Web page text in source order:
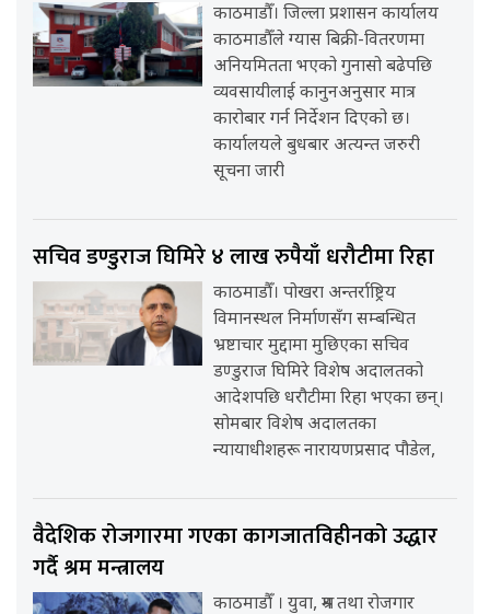
काठमाडौँ। जिल्ला प्रशासन कार्यालय
काठमाडौँले ग्यास बिक्री-वितरणमा
अनियमितता भएको गुनासो बढेपछि
व्यवसायीलाई कानुनअनुसार मात्र
कारोबार गर्न निर्देशन दिएको छ।
कार्यालयले बुधबार अत्यन्त जरुरी
सूचना जारी
सचिव डण्डुराज घिमिरे ४ लाख रुपैयाँ धरौटीमा रिहा
काठमाडौँ। पोखरा अन्तर्राष्ट्रिय
विमानस्थल निर्माणसँग सम्बन्धित
भ्रष्टाचार मुद्दामा मुछिएका सचिव
डण्डुराज घिमिरे विशेष अदालतको
आदेशपछि धरौटीमा रिहा भएका छन्।
सोमबार विशेष अदालतका
न्यायाधीशहरू नारायणप्रसाद पौडेल,
वैदेशिक रोजगारमा गएका कागजातविहीनको उद्धार
गर्दै श्रम मन्त्रालय
काठमाडौँ । युवा, श्रम तथा रोजगार